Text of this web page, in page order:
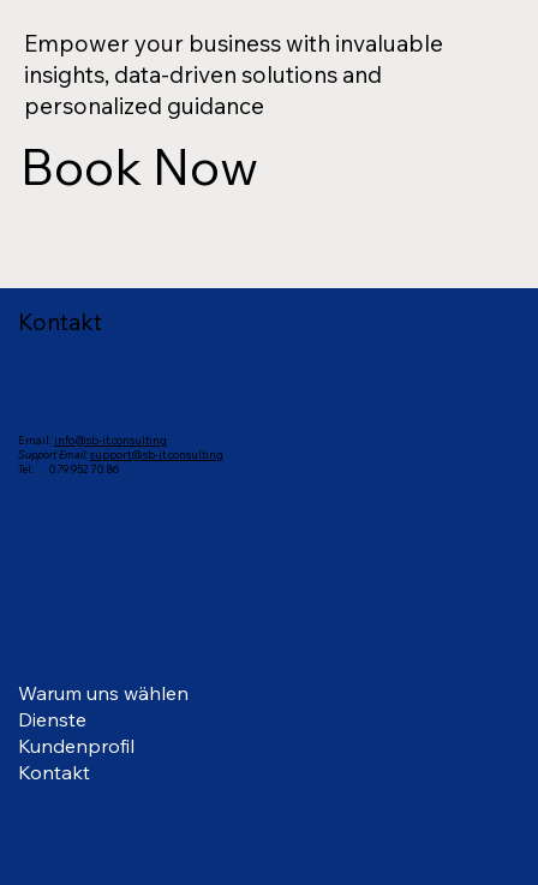
Empower your business with invaluable
insights, data-driven solutions and
personalized guidance
Book Now
Kontakt
Email:info@sb-it.consulting
Support Email:support@sb-it.consulting
Tel: ‭079 952 70 86
Warum uns wählen
Dienste
Kundenprofil
Kontakt